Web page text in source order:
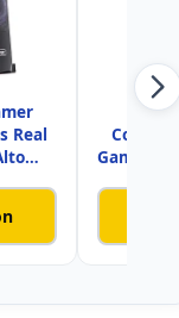
Real
Gamer